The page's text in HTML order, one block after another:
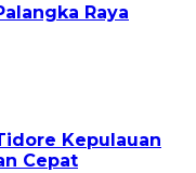
Raya
Kepulauan
Cepat